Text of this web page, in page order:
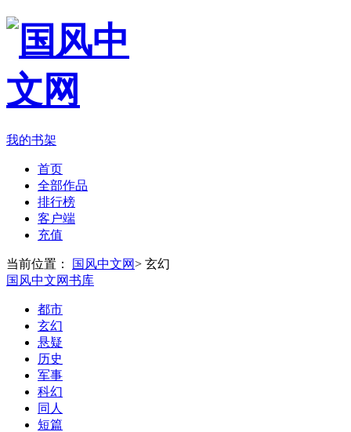
我的书架
首页
全部作品
排行榜
客户端
充值
当前位置： 国风中文网> 玄幻
国风中文网书库
都市
玄幻
悬疑
历史
军事
科幻
同人
短篇